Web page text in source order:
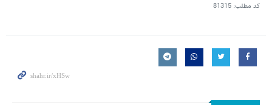
کد مطلب: 81315